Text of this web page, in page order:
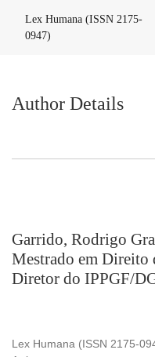
Lex Humana (ISSN 2175-
0947)
Author Details
Garrido, Rodrigo
Mestrado em
Diretor do IPPGF/
Lex Humana (ISSN 2175-